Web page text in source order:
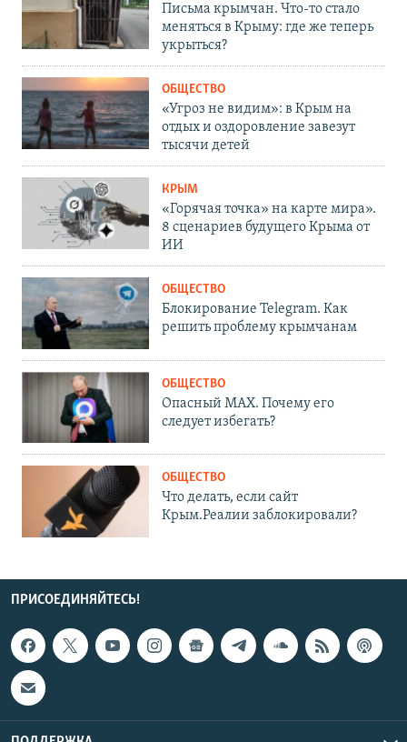
Письма крымчан. Что-то стало
меняться в Крыму: где же теперь
укрыться?
ОБЩЕСТВО
«Угроз не видим»: в Крым на
отдых и оздоровление завезут
тысячи детей
КРЫМ
«Горячая точка» на карте мира».
8 сценариев будущего Крыма от
ИИ
ОБЩЕСТВО
Блокирование Telegram. Как
решить проблему крымчанам
ОБЩЕСТВО
Опасный MAX. Почему его
следует избегать?
ОБЩЕСТВО
Что делать, если сайт
Крым.Реалии заблокировали?
ПРИСОЕДИНЯЙТЕСЬ!